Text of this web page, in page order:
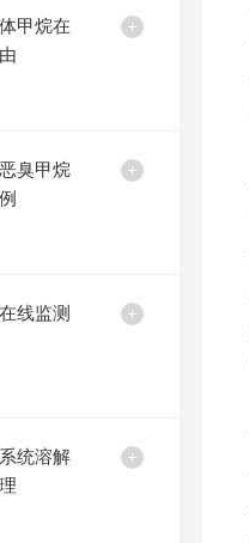
甲烷在
臭甲烷
线监测
统溶解